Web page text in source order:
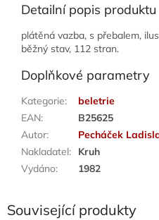
Detailní popis produktu
plátěná vazba, s přebalem,
běžný stav, 112 stran.
Doplňkové parametry
Kategorie:
beletrie
EAN:
B25625
Autor:
Pecháček
Nakladatel:
Kruh
Vydáno: 1982
Související produkty